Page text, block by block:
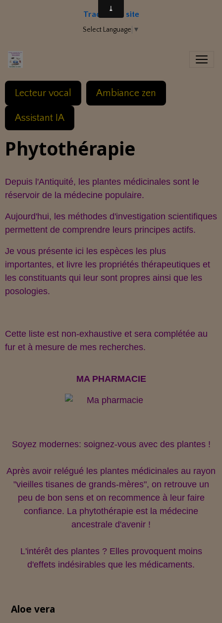
Traduire le site
Select Language ▼
Lecteur vocal Ambiance zen
Assistant IA
Phytothérapie
Depuis l'Antiquité, les plantes médicinales sont le
réservoir de la médecine populaire.
Aujourd'hui, les méthodes d'investigation scientifiques
permettent de comprendre leurs principes actifs.
Je vous présente ici les espèces les plus
importantes, et livre les propriétés thérapeutiques et
les constituants qui leur sont propres ainsi que les
posologies.
Cette liste est non-exhaustive et sera complétée au
fur et à mesure de mes recherches.
MA PHARMACIE
Soyez modernes: soignez-vous avec des plantes !
Après avoir relégué les plantes médicinales au rayon
"vieilles tisanes de grands-mères", on retrouve un
peu de bon sens et on recommence à leur faire
confiance. La phytothérapie est la médecine
ancestrale d'avenir !
L'intérêt des plantes ? Elles provoquent moins
d'effets indésirables que les médicaments.
Aloe vera